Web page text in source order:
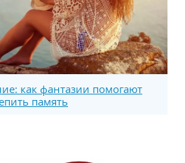
как фантазии помогают
память